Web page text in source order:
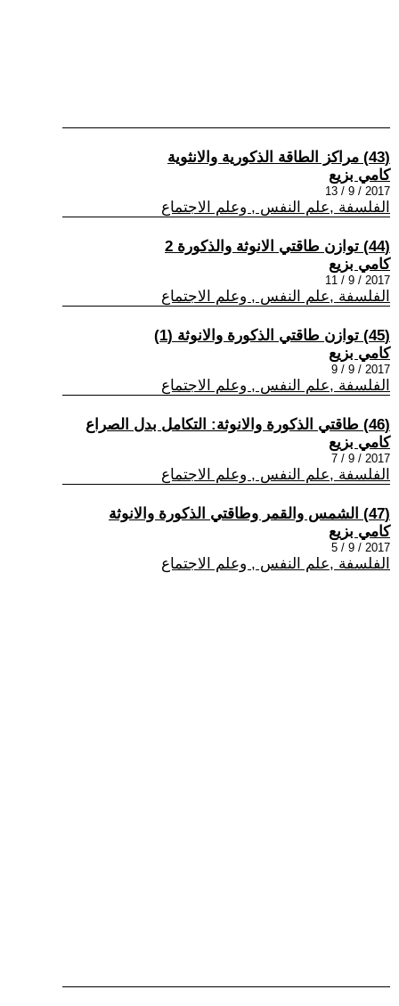
(43) مراكز الطاقة الذكورية والانثوية
كامي بزيع
2017 / 9 / 13
الفلسفة ,علم النفس , وعلم الاجتماع
(44) توازن طاقتي الانوثة والذكورة 2
كامي بزيع
2017 / 9 / 11
الفلسفة ,علم النفس , وعلم الاجتماع
(45) توازن طاقتي الذكورة والانوثة (1)
كامي بزيع
2017 / 9 / 9
الفلسفة ,علم النفس , وعلم الاجتماع
(46) طاقتي الذكورة والانوثة: التكامل بدل الصراع
كامي بزيع
2017 / 9 / 7
الفلسفة ,علم النفس , وعلم الاجتماع
(47) الشمس والقمر وطاقتي الذكورة والانوثة
كامي بزيع
2017 / 9 / 5
الفلسفة ,علم النفس , وعلم الاجتماع